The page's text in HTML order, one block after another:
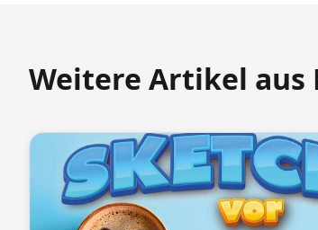
Weitere Artikel aus